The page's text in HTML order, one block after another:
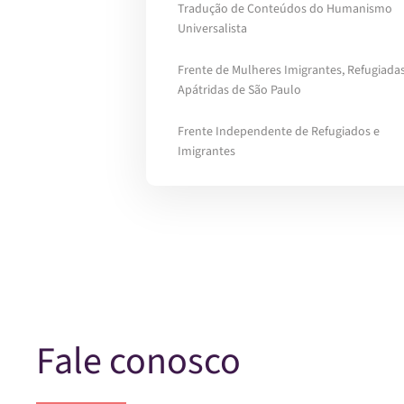
Tradução de Conteúdos do Humanismo
Universalista
Frente de Mulheres Imigrantes,
Apátridas de São Paulo
Frente Independente de Refugiados e
Imigrantes
Fale conosco